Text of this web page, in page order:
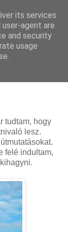
kasul
tudtam, hogy
lesz.
felé indultam,
its services
user-agent are
and security
usage